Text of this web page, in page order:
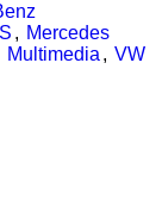
, Mercedes
Multimedia , VW